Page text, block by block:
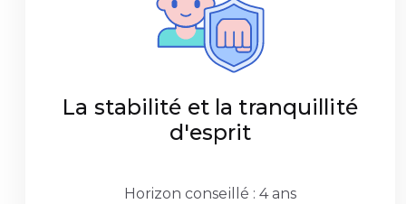
La stabilité et la tranquillité
d'esprit
Horizon conseillé : 4 ans